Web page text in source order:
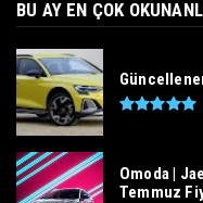
BU AY EN ÇOK
Omoda |
Temmuz